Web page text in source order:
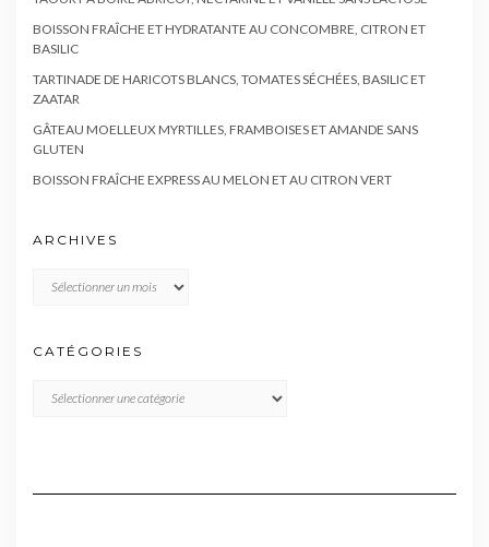
BOISSON FRAÎCHE ET HYDRATANTE AU CONCOMBRE, CITRON ET
BASILIC
TARTINADE DE HARICOTS BLANCS, TOMATES SÉCHÉES, BASILIC ET
ZAATAR
GÂTEAU MOELLEUX MYRTILLES, FRAMBOISES ET AMANDE SANS
GLUTEN
BOISSON FRAÎCHE EXPRESS AU MELON ET AU CITRON VERT
ARCHIVES
CATÉGORIES